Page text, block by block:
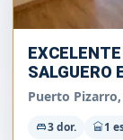
SALGUERO
Puerto
3 dor. 1